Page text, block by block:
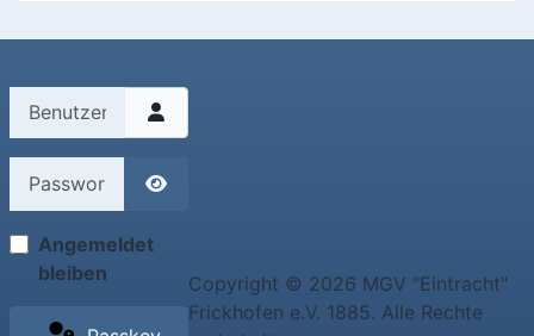
Benutzername
Angemeldet
bleiben
Copyright © 2026 MGV "Eintracht"
Frickhofen e.V. 1885. Alle Rechte